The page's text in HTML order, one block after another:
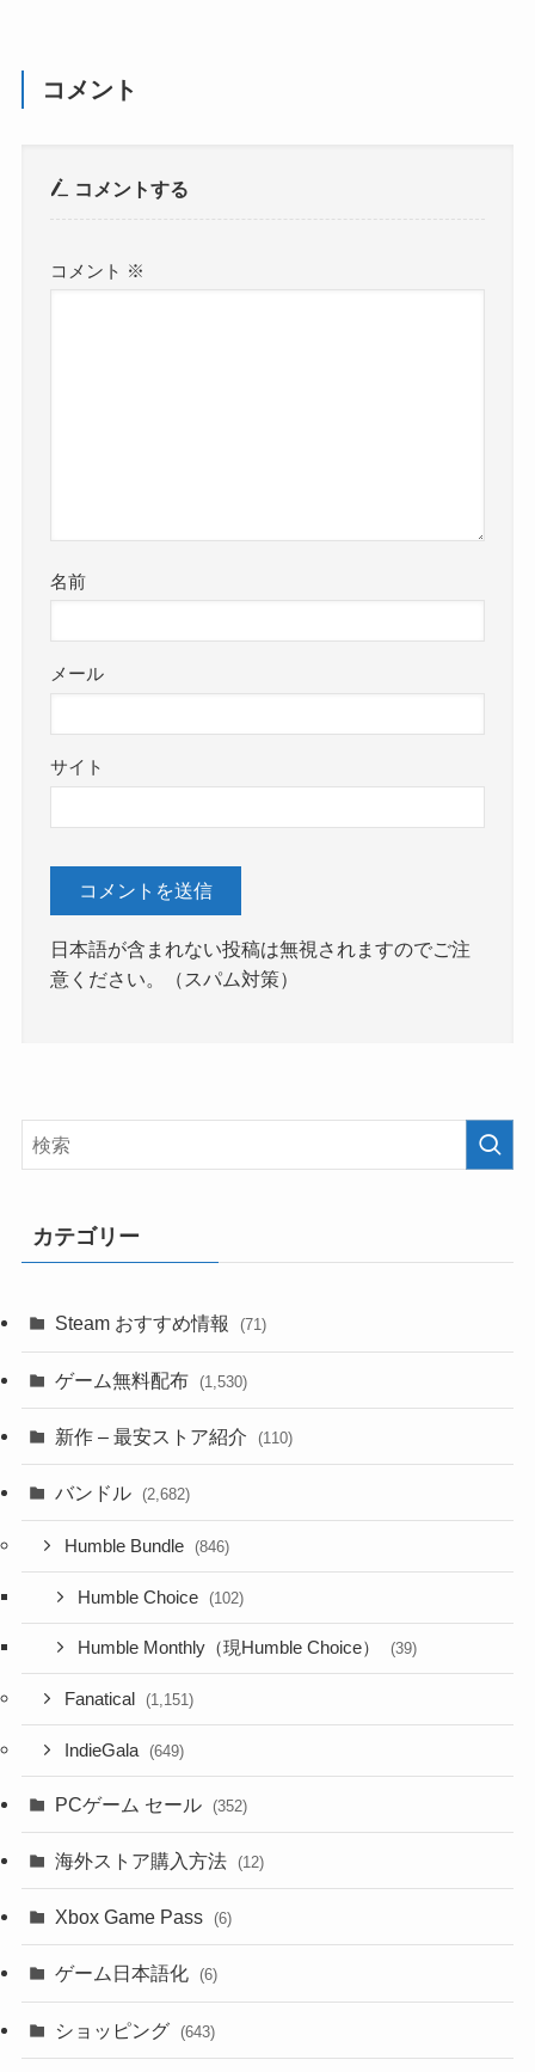
コメント
コメントする
コメント ※
名前
メール
サイト
日本語が含まれない投稿は無視されますのでご注
意ください。（スパム対策）
カテゴリー
Steam おすすめ情報 (71)
ゲーム無料配布 (1,530)
新作 – 最安ストア紹介 (110)
バンドル (2,682)
Humble Bundle (846)
Humble Choice (102)
Humble Monthly（現Humble Choice） (39)
Fanatical (1,151)
IndieGala (649)
PCゲーム セール (352)
海外ストア購入方法 (12)
Xbox Game Pass (6)
ゲーム日本語化 (6)
ショッピング (643)